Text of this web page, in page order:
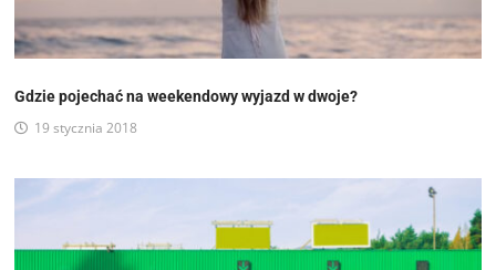
Gdzie pojechać na weekendowy wyjazd w dwoje?
19 stycznia 2018